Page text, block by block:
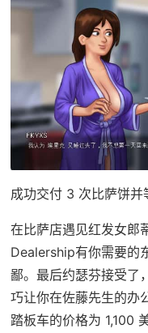
成功交付 3 次比萨饼并
在比萨店遇见红发女郎
Dealership有你需要的
鄙。最后约瑟芬接受了
巧让你在佐藤先生的办
踏板车的价格为 1,100